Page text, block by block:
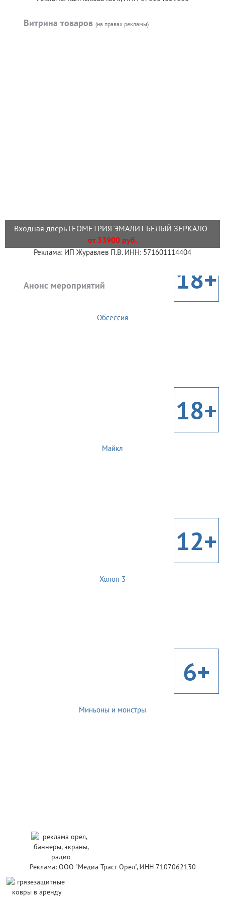
Витрина товаров (на правах рекламы)
Входная дверь ГЕОМЕТРИЯ ЭМАЛИТ БЕЛЫЙ ЗЕРКАЛО
от 33900 руб.
Реклама: ИП Журавлев П.В. ИНН: 571601114404
Анонс мероприятий 18+
Обсессия
18+
Майкл
12+
Холоп 3
6+
Миньоны и монстры
Реклама: ООО "Медиа Траст Орёл", ИНН 7107062130